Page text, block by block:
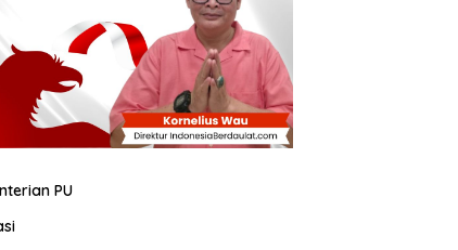
PU